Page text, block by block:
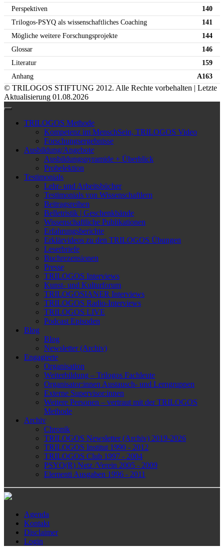
140
Perspektiven
141
Trilogos-PSYQ als wissenschaftliches Coaching
144
Mögliche weitere Forschungsprojekte
146
Glossar
159
Literatur
A163
Anhang
© TRILOGOS STIFTUNG 2012. Alle Rechte vorbehalten | Letzte
Aktualisierung 01.08.2026
TRILOGOS Methode
Kompetenz im MenschSein, TRILOGOS Video
Forschungsergebnisse
Ausbildung/Angebote
Ausbildungspyramide + Überblick
Probelektion
Testimonials
Lehr- und Arbeitsbücher
Testimonials von Wissenschaftlern
Beitragsreihen
Belletristik | Geschenkbände
Wissenschaftliche Publikationen
Erfahrungsberichte
Erklärvideos zu den TRILOGOS Übungen
Leserbriefe
Buchrezensionen
Presse
TRILOGOS Interviews
Kunst- und Kulturforum
TRILOGOSIANER Interviews
TRILOGOS Radio-Interviews
TRILOGOS LIVE
Podcast Episoden
Blog
Blog
Newsletter (Archiv)
Engagierte
Organisation
Weiterbildung – Trilogos Fachleute
Organisator:innen Austausch- und Lerngruppen
Externe Supervisor:innen
Weitere Personen – vertraut mit der TRILOGOS
Methode
Archiv
Chronik
TRILOGOS Newsletter (Archiv) 2019-2026
TRILOGOS Institut 1990 - 2012
TRILOGOS Club 1997 - 2004
PSYQ(R) Netz /Verein 2005 - 2009
Elementi Ausgaben 1996 - 2011
Agenda
Kontakt
Disclaimer
Login